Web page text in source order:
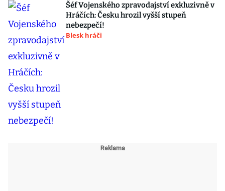
Šéf Vojenského zpravodajství exkluzivně v
Hráčích: Česku hrozil vyšší stupeň
nebezpečí!
Blesk hráči